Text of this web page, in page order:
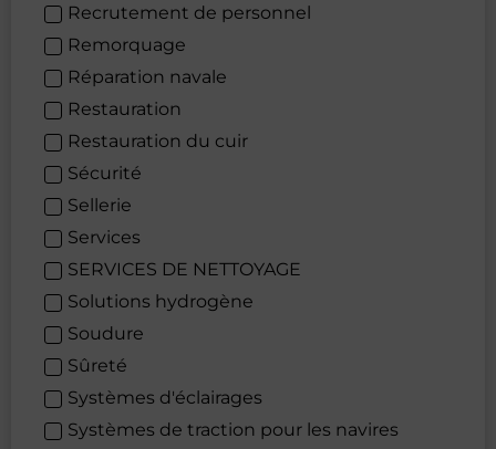
Recrutement de personnel
Remorquage
Réparation navale
Restauration
Restauration du cuir
Sécurité
Sellerie
Services
SERVICES DE NETTOYAGE
Solutions hydrogène
Soudure
Sûreté
Systèmes d'éclairages
Systèmes de traction pour les navires